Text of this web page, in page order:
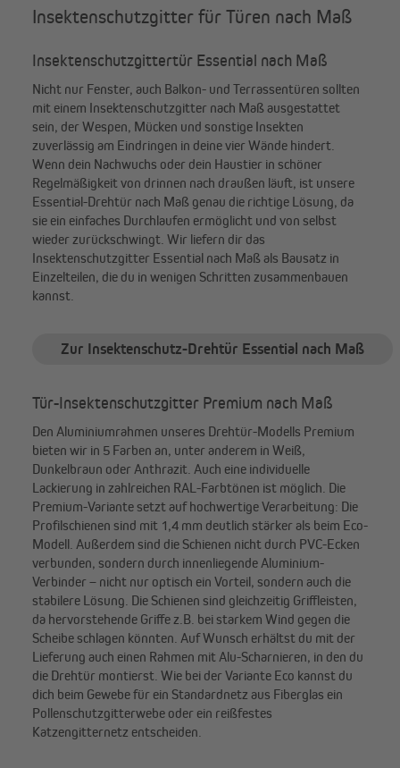
Insektenschutzgitter für Türen nach Maß
Insektenschutzgittertür Essential nach Maß
Nicht nur Fenster, auch Balkon- und Terrassentüren sollten
mit einem Insektenschutzgitter nach Maß ausgestattet
sein, der Wespen, Mücken und sonstige Insekten
zuverlässig am Eindringen in deine vier Wände hindert.
Wenn dein Nachwuchs oder dein Haustier in schöner
Regelmäßigkeit von drinnen nach draußen läuft, ist unsere
Essential-Drehtür nach Maß genau die richtige Lösung, da
sie ein einfaches Durchlaufen ermöglicht und von selbst
wieder zurückschwingt. Wir liefern dir das
Insektenschutzgitter Essential nach Maß als Bausatz in
Einzelteilen, die du in wenigen Schritten zusammenbauen
kannst.
Zur Insektenschutz-Drehtür Essential nach Maß
Tür-Insektenschutzgitter Premium nach Maß
Den Aluminiumrahmen unseres Drehtür-Modells Premium
bieten wir in 5 Farben an, unter anderem in Weiß,
Dunkelbraun oder Anthrazit. Auch eine individuelle
Lackierung in zahlreichen RAL-Farbtönen ist möglich. Die
Premium-Variante setzt auf hochwertige Verarbeitung: Die
Profilschienen sind mit 1,4 mm deutlich stärker als beim Eco-
Modell. Außerdem sind die Schienen nicht durch PVC-Ecken
verbunden, sondern durch innenliegende Aluminium-
Verbinder – nicht nur optisch ein Vorteil, sondern auch die
stabilere Lösung. Die Schienen sind gleichzeitig Griffleisten,
da hervorstehende Griffe z.B. bei starkem Wind gegen die
Scheibe schlagen könnten. Auf Wunsch erhältst du mit der
Lieferung auch einen Rahmen mit Alu-Scharnieren, in den du
die Drehtür montierst. Wie bei der Variante Eco kannst du
dich beim Gewebe für ein Standardnetz aus Fiberglas ein
Pollenschutzgitterwebe oder ein reißfestes
Katzengitternetz entscheiden.